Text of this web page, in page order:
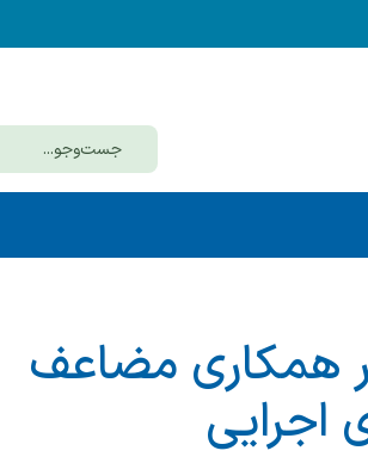
همکاری مضاعف
اجرایی